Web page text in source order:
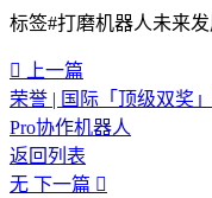
标签#打磨机器人未来
上一篇
荣誉 | 国际「顶级双奖
Pro协作机器人
返回列表
无 下一篇